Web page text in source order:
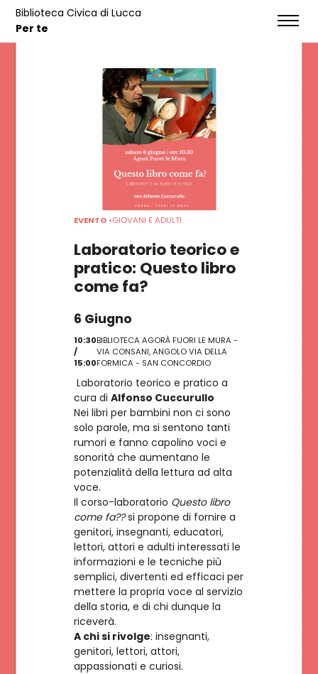
Biblioteca Civica di Lucca
Per te
EVENTI
CONTATTI
CATALOGO
ISCRIVITI
EVENTI
EVENTO •GIOVANI E ADULTI
Laboratorio teorico e
pratico: Questo libro
come fa?
6 Giugno
10:30
/
15:00
BIBLIOTECA AGORÀ FUORI LE MURA -
VIA CONSANI, ANGOLO VIA DELLA
FORMICA - SAN CONCORDIO
Laboratorio teorico e pratico a
cura di Alfonso Cuccurullo
Nei libri per bambini non ci sono
solo parole, ma si sentono tanti
rumori e fanno capolino voci e
sonorità che aumentano le
potenzialità della lettura ad alta
voce.
Il corso-laboratorio Questo libro
come fa??si propone di fornire a
genitori, insegnanti, educatori,
lettori, attori e adulti interessati le
informazioni e le tecniche più
semplici, divertenti ed efficaci per
mettere la propria voce al servizio
della storia, e di chi dunque la
riceverà.
A chi si rivolge: insegnanti,
genitori, lettori, attori,
appassionati e curiosi.